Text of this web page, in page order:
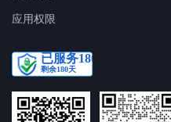
应用权限